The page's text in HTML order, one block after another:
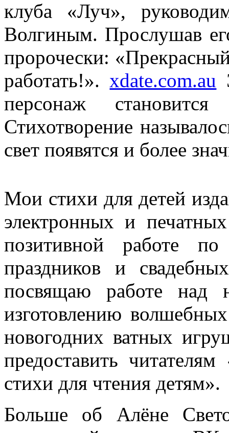
клуба «Луч»,
Волгиным. Прослушав
пророчески:
работать!». xdate.com.au
персонаж
Стихотворение
свет появятся и более
Мои стихи для детей
электронных и
позитивной работе
праздников и
посвящаю работе над
изготовлению
новогодних ватных
предоставить
стихи для чтения детям».
Больше об Алёне